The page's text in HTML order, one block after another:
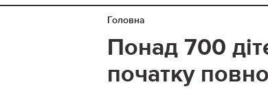
Головна
Понад 700
початку